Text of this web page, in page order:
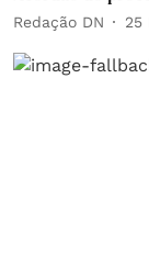
Redação DN 25